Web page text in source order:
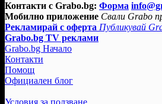
Контакти с Grabo.bg: Форма
Мобилно приложение Свали Grabo
Рекламирай с оферта Публикувай
Grabo.bg TV реклами
Grabo.bg Начало
Контакти
Помощ
Официален блог